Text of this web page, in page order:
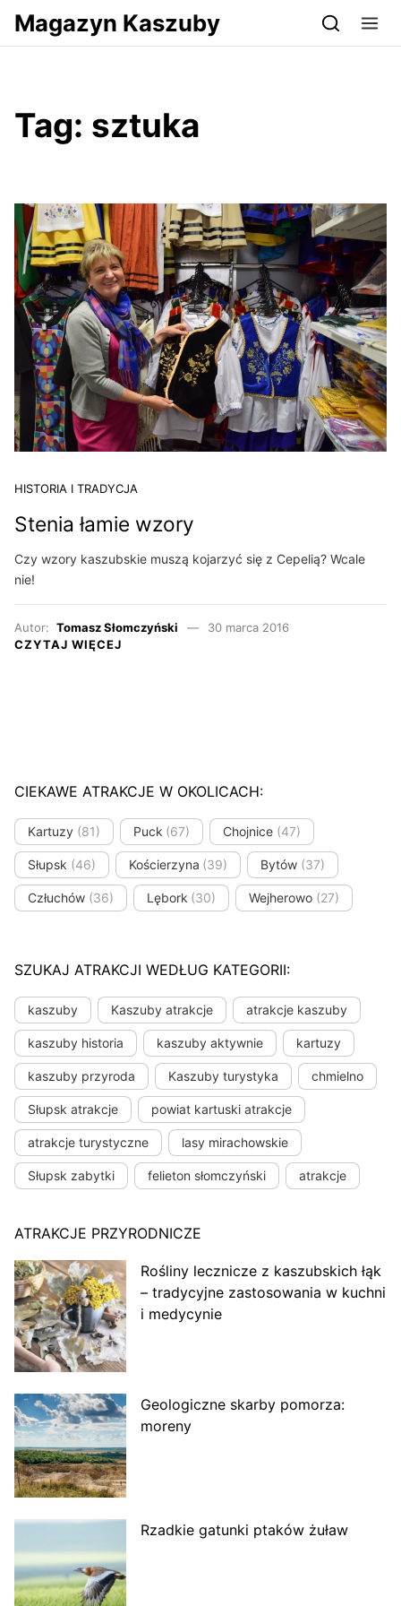
Przejdź do serwisu magazynkaszuby.pl
Magazyn Kaszuby
Tag: sztuka
HISTORIA I TRADYCJA
Stenia łamie wzory
Czy wzory kaszubskie muszą kojarzyć się z Cepelią? Wcale
nie!
Autor: Tomasz Słomczyński
30 marca 2016
CZYTAJ WIĘCEJ
CIEKAWE ATRAKCJE W OKOLICACH:
Kartuzy (81) Puck (67) Chojnice (47)
Słupsk (46) Kościerzyna (39) Bytów (37)
Człuchów (36) Lębork (30) Wejherowo (27)
SZUKAJ ATRAKCJI WEDŁUG KATEGORII:
kaszuby Kaszuby atrakcje atrakcje kaszuby
kaszuby historia kaszuby aktywnie kartuzy
kaszuby przyroda Kaszuby turystyka chmielno
Słupsk atrakcje powiat kartuski atrakcje
atrakcje turystyczne lasy mirachowskie
Słupsk zabytki felieton słomczyński atrakcje
ATRAKCJE PRZYRODNICZE
Rośliny lecznicze z kaszubskich łąk
– tradycyjne zastosowania w kuchni
i medycynie
Geologiczne skarby pomorza:
moreny
Rzadkie gatunki ptaków żuław